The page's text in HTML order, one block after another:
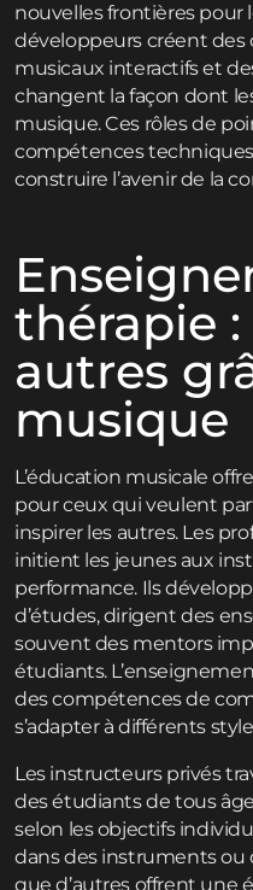
nouvelles frontières pour
développeurs créent des
musicaux interactifs et
changent la façon dont
musique. Ces rôles de
compétences
construire l’avenir de la
thérapie
autres
musique
L’éducation musicale
pour ceux qui veulent
inspirer les autres. Les
initient les jeunes aux
performance. Ils
d’études, dirigent des
souvent des mentors
étudiants.
des compétences de
s’adapter à différents
Les instructeurs privés
des étudiants de tous
selon les objectifs
dans des instruments ou
que d’autres offrent une